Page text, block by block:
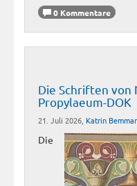
0 Kommentare
Die Schriften
Propylaeum-DOK
21. Juli 2026, Katrin
Die